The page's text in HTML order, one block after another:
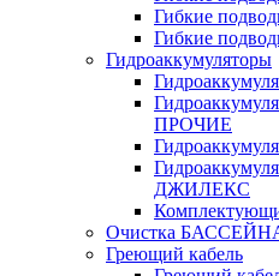
Гибкие
Гибкие
Гидроаккумуляторы
ПРОЧИЕ
ДЖИЛЕКС
Очистка
Греющий кабель